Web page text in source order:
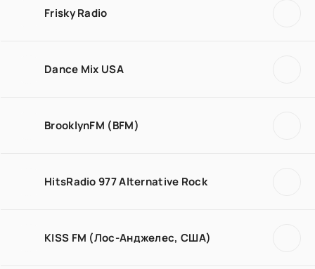
Frisky Radio
Dance Mix USA
BrooklynFM (BFM)
HitsRadio 977 Alternative Rock
KISS FM (Лос-Анджелес, США)